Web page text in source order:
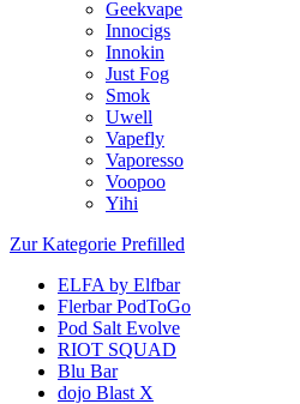
Geekvape
Innocigs
Innokin
Just Fog
Smok
Uwell
Vapefly
Vaporesso
Voopoo
Yihi
Zur Kategorie Prefilled
ELFA by Elfbar
Flerbar PodToGo
Pod Salt Evolve
RIOT SQUAD
Blu Bar
dojo Blast X